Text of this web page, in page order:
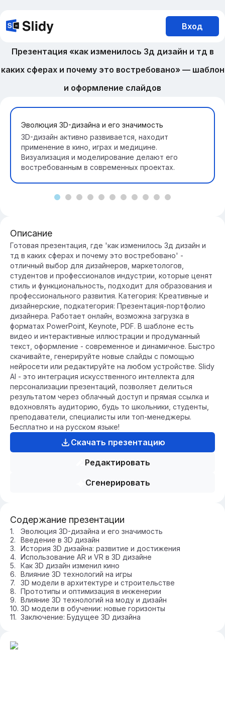
Вход
Презентация «как изменилось 3д дизайн и тд в
каких сферах и почему это востребовано» — шаблон
и оформление слайдов
Эволюция 3D-дизайна и его значимость
3D-дизайн активно развивается, находит
применение в кино, играх и медицине.
Визуализация и моделирование делают его
востребованным в современных проектах.
Описание
Готовая презентация, где 'как изменилось 3д дизайн и
тд в каких сферах и почему это востребовано' -
отличный выбор для дизайнеров, маркетологов,
студентов и профессионалов индустрии, которые ценят
стиль и функциональность, подходит для образования и
профессионального развития. Категория: Креативные и
дизайнерские, подкатегория: Презентация-портфолио
дизайнера. Работает онлайн, возможна загрузка в
форматах PowerPoint, Keynote, PDF. В шаблоне есть
видео и интерактивные иллюстрации и продуманный
текст, оформление - современное и динамичное. Быстро
скачивайте, генерируйте новые слайды с помощью
нейросети или редактируйте на любом устройстве. Slidy
AI - это интеграция искусственного интеллекта для
персонализации презентаций, позволяет делиться
результатом через облачный доступ и прямая ссылка и
вдохновлять аудиторию, будь то школьники, студенты,
преподаватели, специалисты или топ-менеджеры.
Бесплатно и на русском языке!
Скачать презентацию
Редактировать
Сгенерировать
Содержание презентации
Эволюция 3D-дизайна и его значимость
Введение в 3D дизайн
История 3D дизайна: развитие и достижения
Использование AR и VR в 3D дизайне
Как 3D дизайн изменил кино
Влияние 3D технологий на игры
3D модели в архитектуре и строительстве
Прототипы и оптимизация в инженерии
Влияние 3D технологий на моду и дизайн
3D модели в обучении: новые горизонты
Заключение: Будущее 3D дизайна